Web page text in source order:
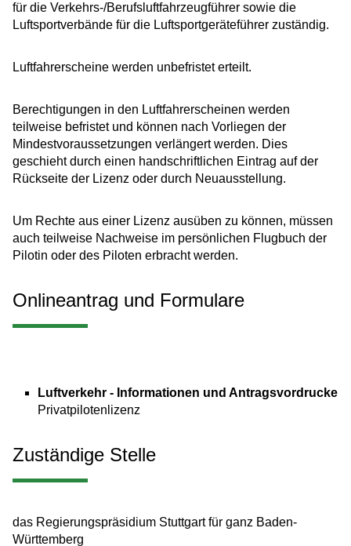
für die Verkehrs-/Berufsluftfahrzeugführer sowie die
Luftsportverbände für die Luftsportgeräteführer zuständig.
Luftfahrerscheine werden unbefristet erteilt.
Berechtigungen in den Luftfahrerscheinen werden
teilweise befristet und können nach Vorliegen der
Mindestvoraussetzungen verlängert werden. Dies
geschieht durch einen handschriftlichen Eintrag auf der
Rückseite der Lizenz oder durch Neuausstellung.
Um Rechte aus einer Lizenz ausüben zu können, müssen
auch teilweise Nachweise im persönlichen Flugbuch der
Pilotin oder des Piloten erbracht werden.
Onlineantrag und Formulare
Luftverkehr - Informationen und Antragsvordrucke
Privatpilotenlizenz
Zuständige Stelle
das Regierungspräsidium Stuttgart für ganz Baden-
Württemberg